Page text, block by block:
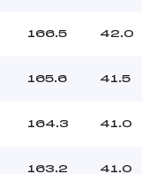
166.5 42.0
165.6 41.5
164.3 41.0
163.2 41.0